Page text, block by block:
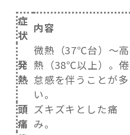
症
状
内容
発
熱
微熱（37℃台）～高
熱（38℃以上）。倦
怠感を伴うことが多
い。
頭
痛
ズキズキとした痛
み。